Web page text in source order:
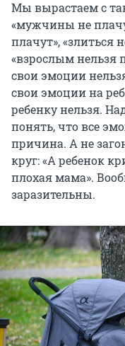
Мы вырастаем с
«мужчины не
плачут», «злиться
«взрослым нельзя
свои эмоции
свои эмоции на
ребенку нельзя.
понять, что все
причина. А не
круг: «А ребенок
плохая мама».
заразительны.